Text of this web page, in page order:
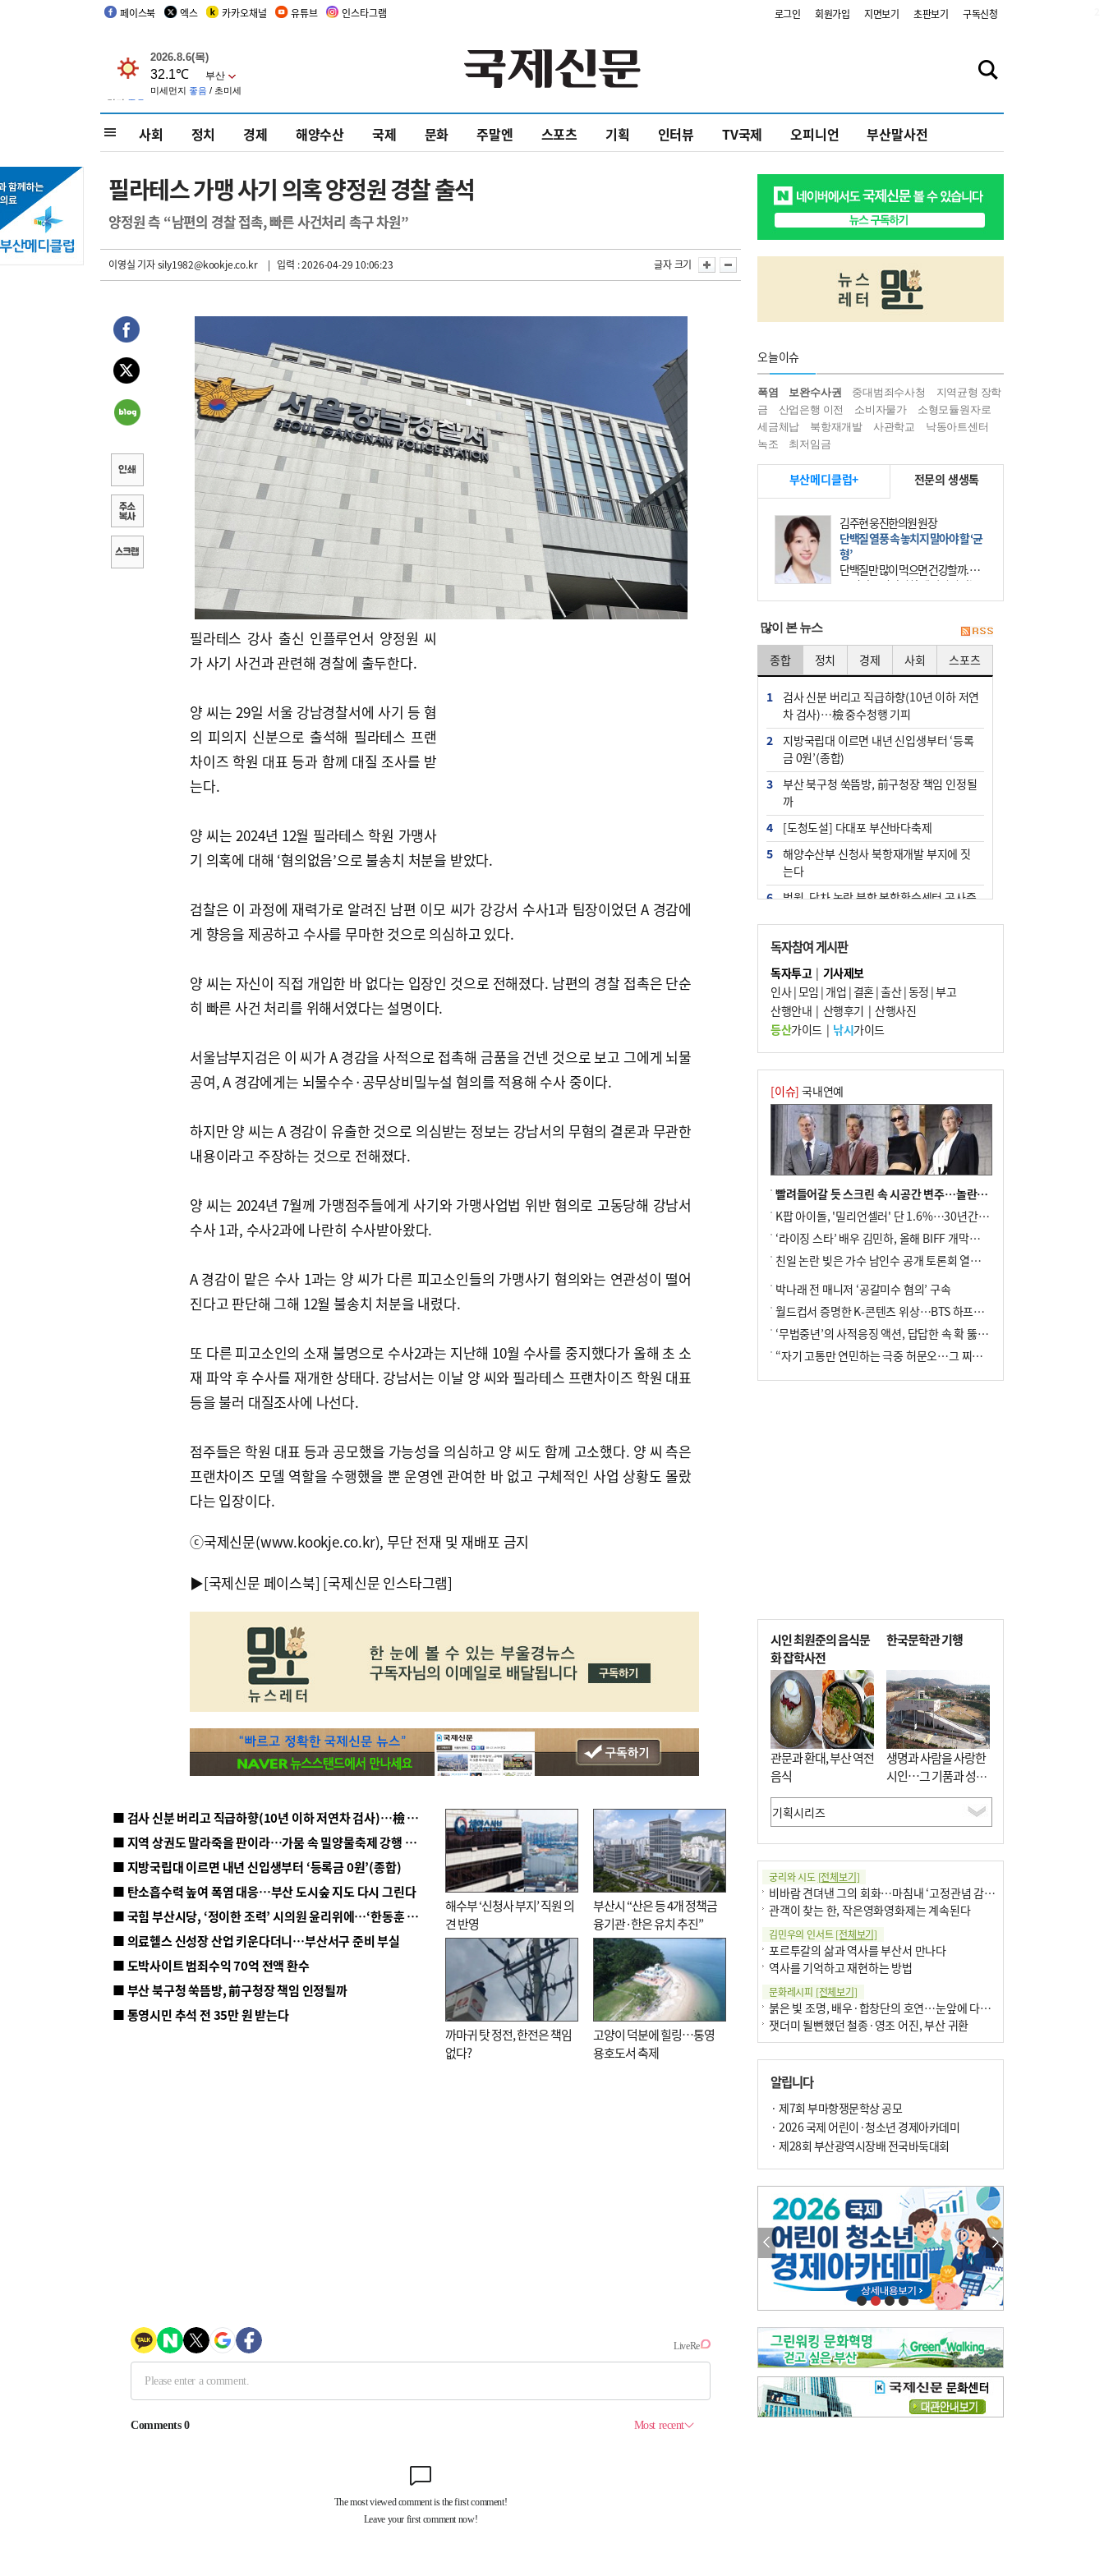
페이스북 엑스 카카오채널 유튜브 인스타그램 로그인 회원가입 지면보기 초판보기 구독신청
사회 정치 경제 해양수산 국제 문화 주말엔 스포츠 기획 인터뷰 TV국제 오피니언 부산말사전
필라테스 가맹 사기 의혹 양정원 경찰 출석
양정원 측 “남편의 경찰 접촉, 빠른 사건처리 촉구 차원”
이영실 기자sily1982@kookje.co.kr | 입력 : 2026-04-29 10:06:23 글자 크기
필라테스 강사 출신 인플루언서 양정원 씨
가 사기 사건과 관련해 경찰에 출두한다.
양 씨는 29일 서울 강남경찰서에 사기 등 혐
의 피의지 신분으로 출석해 필라테스 프랜
차이즈 학원 대표 등과 함께 대질 조사를 받
는다.
양 씨는 2024년 12월 필라테스 학원 가맹사
기 의혹에 대해 ‘혐의없음’으로 불송치 처분을 받았다.
검찰은 이 과정에 재력가로 알려진 남편 이모 씨가 강강서 수사1과 팀장이었던 A 경감에
게 향응을 제공하고 수사를 무마한 것으로 의심하고 있다.
양 씨는 자신이 직접 개입한 바 없다는 입장인 것으로 전해졌다. 남편의 경찰 접촉은 단순
히 빠른 사건 처리를 위해서였다는 설명이다.
서울남부지검은 이 씨가 A 경감을 사적으로 접촉해 금품을 건넨 것으로 보고 그에게 뇌물
공여, A 경감에게는 뇌물수수·공무상비밀누설 혐의를 적용해 수사 중이다.
하지만 양 씨는 A 경감이 유출한 것으로 의심받는 정보는 강남서의 무혐의 결론과 무관한
내용이라고 주장하는 것으로 전해졌다.
양 씨는 2024년 7월께 가맹점주들에게 사기와 가맹사업법 위반 혐의로 고동당해 강남서
수사 1과, 수사2과에 나란히 수사받아왔다.
A 경감이 맡은 수사 1과는 양 씨가 다른 피고소인들의 가맹사기 혐의와는 연관성이 떨어
진다고 판단해 그해 12월 불송치 처분을 내렸다.
또 다른 피고소인의 소재 불명으로 수사2과는 지난해 10월 수사를 중지했다가 올해 초 소
재 파악 후 수사를 재개한 상태다. 강남서는 이날 양 씨와 필라테스 프랜차이즈 학원 대표
등을 불러 대질조사에 나선다.
점주들은 학원 대표 등과 공모했을 가능성을 의심하고 양 씨도 함께 고소했다. 양 씨 측은
프랜차이즈 모델 역할을 수행했을 뿐 운영엔 관여한 바 없고 구체적인 사업 상황도 몰랐
다는 입장이다.
ⓒ국제신문(www.kookje.co.kr), 무단 전재 및 재배포 금지
▶[국제신문 페이스북] [국제신문 인스타그램]
■ 검사 신분 버리고 직급하향(10년 이하 저연차 검사)…檢 중수청행 기피
■ 지역 상권도 말라죽을 판이라…가뭄 속 밀양물축제 강행 논란
■ 지방국립대 이르면 내년 신입생부터 ‘등록금 0원’(종합)
■ 탄소흡수력 높여 폭염 대응…부산 도시숲 지도 다시 그린다
■ 국힘 부산시당, ‘정이한 조력’ 시의원 윤리위에…‘한동훈 지지’도 신고접수
■ 의료헬스 신성장 산업 키운다더니…부산서구 준비 부실
■ 도박사이트 범죄수익 70억 전액 환수
■ 부산 북구청 쑥뜸방, 前구청장 책임 인정될까
■ 통영시민 추석 전 35만 원 받는다
해수부 ‘신청사 부지’ 직원 의
견 반영
부산시 “산은 등 4개 정책금
융기관·한은 유치 추진”
까마귀 탓 정전, 한전은 책임
없다?
고양이 덕분에 힐링…통영
용호도서 축제
오늘이슈
폭염 보완수사권 중대범죄수사청
지역균형 장학
금
산업은행 이전 소비자물가
소형모듈원자로
세금체납
북항재개발 사관학교
낙동아트센터
녹조
최저임금
부산메디클럽+ 전문의 생생톡
김주현 웅진한의원 원장
단백질 열풍 속 놓치지 말아야 할 ‘균
형’
단백질만 많이 먹으면 건강할까. 요
즘 건강을 이야기할 때 빠지지 않는
키워드가 단백질이다. 헬스장을 다니
많이 본 뉴스
종합 정치 경제 사회 스포츠
1
검사 신분 버리고 직급하향(10년 이하 저연
차 검사)…檢 중수청행 기피
2
지방국립대 이르면 내년 신입생부터 ‘등록
금 0원’(종합)
3
부산 북구청 쑥뜸방, 前구청장 책임 인정될
까
4
[도청도설] 다대포 부산바다축제
5
해양수산부 신청사 북항재개발 부지에 짓
는다
6
법원, 단차 논란 북항 복합환승센터 공사중
7
지역 상권도 말라죽을 판이라…가뭄 속 밀
양물축제 강행 논란
8
통영시민 추석 전 35만 원 받는다
9
부산 철강공장 50대 노동자 추락사
10 국힘 부산시당, ‘정이한 조력’ 시의원 윤리
위에…‘한동훈 지지’도 신고접수
독자참여 게시판
독자투고| 기사제보
인사|모임 | 개업 | 결혼|출산|동정 |부고
산행안내 | 산행후기 | 산행사진
등산가이드| 낚시가이드
[이슈] 국내연예
빨려들어갈 듯 스크린 속 시공간 변주…놀란의 메시지는 ‘전쟁 속죄’
K팝 아이돌, '밀리언셀러' 단 1.6%…30년간 등장 1182개팀 전수조사
‘라이징 스타’ 배우 김민하, 올해 BIFF 개막식 사회자 확정
친일 논란 빚은 가수 남인수 공개 토론회 열린다.
박나래 전 매니저 ‘공갈미수 혐의’ 구속
월드컵서 증명한 K-콘텐츠 위상…BTS 하프타임쇼·정호연 트로피 세리머니
‘무법중년’의 사적응징 액션, 답답한 속 확 뚫어주네
“자기 고통만 연민하는 극중 허문오…그 찌질함까지 안아주고파”
시인 최원준의 음식문
화 잡학사전
관문과 환대, 부산 역전
음식
한국문학관 기행
생명과 사람을 사랑한
시인…그 기품과 성실
함이 보존된 장소
궁리와 시도 [전체보기]
비바람 견뎌낸 그의 회화…마침내 ‘고정관념 감옥’서 해방
관객이 찾는 한, 작은영화영화제는 계속된다
김민우의 인서트[전체보기]
포르투갈의 삶과 역사를 부산서 만나다
역사를 기억하고 재현하는 방법
문화레시피 [전체보기]
붉은 빛 조명, 배우·합창단의 호연…눈앞에 다가온 부산오페라하우스
잿더미 될뻔했던 철종·영조 어진, 부산 귀환
달구비·여우비…다양한 비 이름 外
6·25 세계에 알린 女 종군기자 外
박현주의 책 이야기[전체보기]
차세대 축구황제는? 월드컵 아는만큼 보여요
문재필-여름_저녁무렵의호수
이 한편의 시조[전체보기]
참선 /오기환
고향 /김진규
주말 영화 박스오피스[전체보기]
‘스파이더맨’ 개봉 5일 만에 300만 돌풍…박스오피스·예매율 동시 1위
‘호프’ 개봉 11일 만에 관객 300만…‘스파이더맨’ 예매율 68.8% 1위
오늘의 운세- [전체보기]
오늘의 운세- 2026년 8월 6일 (음 6월 24일)
오늘의 운세- 2026년 8월 5일 (음 6월 23일)
조해훈의 고전 속 이 문장 [전체보기]
입추 지났는데도 덥다며 신유안에게 보낸 박규수의 편지
알립니다
· 제7회 부마항쟁문학상 공모
· 2026 국제 어린이·청소년 경제아카데미
· 제28회 부산광역시장배 전국바둑대회